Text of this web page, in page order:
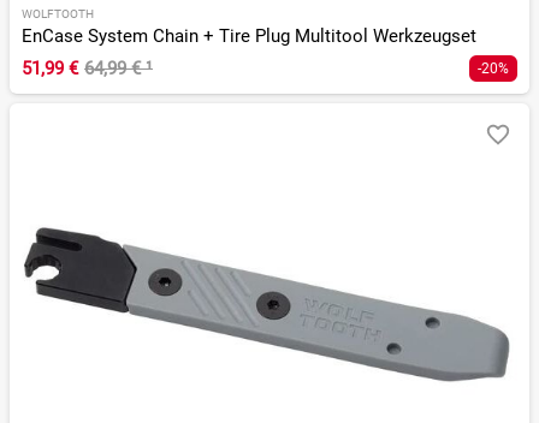
WOLFTOOTH
EnCase System Chain + Tire Plug Multitool Werkzeugset
51,99 € 64,99 €¹ -20%